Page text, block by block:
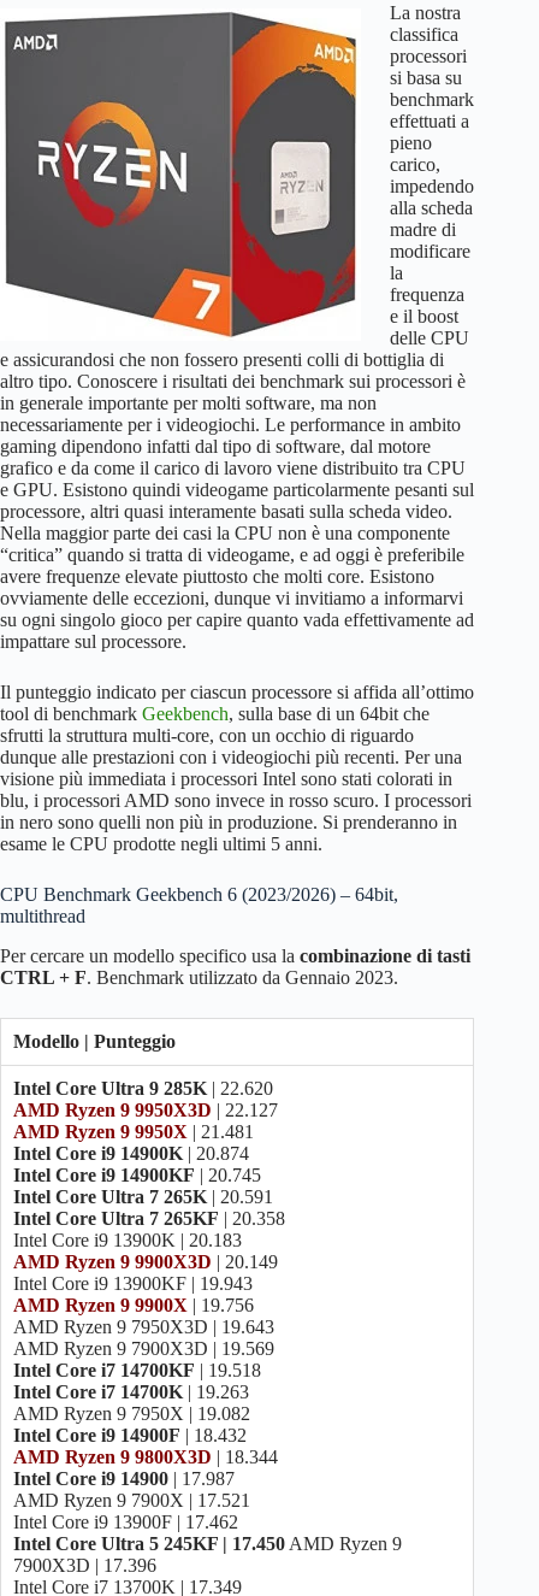
RX 560 75W –
75W –
Ryzen 7 5700G –
Ryzen 5 5600G 88.2 65W –
Ryzen 7 Pro
65W –
Ryzen 5 Pro
77.9 65W –
RX 550 76.5 50W –
Ryzen 3 Pro
4350G
67.6 65W –
Ryzen 5 3400G 61.8 65W –
GT 1030 60.3 30W –
Ryzen 3 3200G 47.1 65W –
Intel UHD Graphics
Xe 32EUS (1450
23.1 Tiger Lake
RX Vega 6 (1500
MHz) – 4th/5th gen
25.8 Ryzen 5000
RX Vega 5 (1400
Ryzen
4000/5000
16.6 Ryzen 3000
Intel UHD Graphics
MHz)
Tiger Lake
Intel UHD Graphics
Xe 16EUS (1300
MHz)
14.5 Tiger Lake
Intel UHD Graphics
770 (1600 MHz)
24 Alder Lake
Intel UHD Graphics
64EUS (1250 MHz)
37.8 Alder Lake
Intel UHD Graphics
Intel UHD Graphics
630 (1250 MHz)
18.1 Comet Lake
Intel UHD Graphics
630 (1200 MHz)
17.8 Comet Lake
Intel UHD Graphics
17.4
Intel UHD Graphics
Intel UHD Graphics
Intel UHD Graphics
17.1 Kaby Lake
Intel UHD Graphics
620 (1000 MHz)
16
Intel UHD Graphics
610
10
AMD Ryzen Z2 Go
Lenovo
Legion Go S
AMD Van Gogh
(RDNA2)
Steam Deck
LCD, Steam
Deck OLED
La nostra
classifica
processori
si basa su
benchmark
effettuati a
pieno
carico,
impedendo
alla scheda
madre di
modificare
la
frequenza
e il boost
delle CPU
e assicurandosi che non fossero presenti colli di bottiglia di
altro tipo. Conoscere i risultati dei benchmark sui processori è
in generale importante per molti software, ma non
necessariamente per i videogiochi. Le performance in ambito
gaming dipendono infatti dal tipo di software, dal motore
grafico e da come il carico di lavoro viene distribuito tra CPU
e GPU. Esistono quindi videogame particolarmente pesanti sul
processore, altri quasi interamente basati sulla scheda video.
Nella maggior parte dei casi la CPU non è una componente
“critica” quando si tratta di videogame, e ad oggi è preferibile
avere frequenze elevate piuttosto che molti core. Esistono
ovviamente delle eccezioni, dunque vi invitiamo a informarvi
su ogni singolo gioco per capire quanto vada effettivamente ad
impattare sul processore.
Il punteggio indicato per ciascun processore si affida all’ottimo
tool di benchmark Geekbench, sulla base di un 64bit che
sfrutti la struttura multi-core, con un occhio di riguardo
dunque alle prestazioni con i videogiochi più recenti. Per una
visione più immediata i processori Intel sono stati colorati in
blu, i processori AMD sono invece in rosso scuro. I processori
in nero sono quelli non più in produzione. Si prenderanno in
esame le CPU prodotte negli ultimi 5 anni.
CPU Benchmark Geekbench 6 (2023/2026) – 64bit,
multithread
Per cercare un modello specifico usa la combinazione di tasti
CTRL + F. Benchmark utilizzato da Gennaio 2023.
Modello | Punteggio
Intel Core Ultra 9 285K | 22.620
AMD Ryzen 9 9950X3D | 22.127
AMD Ryzen 9 9950X | 21.481
Intel Core i9 14900K | 20.874
Intel Core i9 14900KF | 20.745
Intel Core Ultra 7 265K | 20.591
Intel Core Ultra 7 265KF | 20.358
Intel Core i9 13900K | 20.183
AMD Ryzen 9 9900X3D | 20.149
Intel Core i9 13900KF | 19.943
AMD Ryzen 9 9900X | 19.756
AMD Ryzen 9 7950X3D | 19.643
AMD Ryzen 9 7900X3D | 19.569
Intel Core i7 14700KF | 19.518
Intel Core i7 14700K | 19.263
AMD Ryzen 9 7950X | 19.082
Intel Core i9 14900F | 18.432
AMD Ryzen 9 9800X3D | 18.344
Intel Core i9 14900 | 17.987
AMD Ryzen 9 7900X | 17.521
Intel Core i9 13900F | 17.462
Intel Core Ultra 5 245KF | 17.450 AMD Ryzen 9
7900X3D | 17.396
Intel Core i7 13700K | 17.349